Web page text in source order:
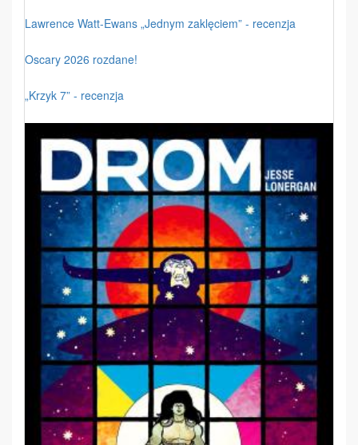
Lawrence Watt-Ewans „Jednym zaklęciem” - recenzja
Oscary 2026 rozdane!
„Krzyk 7” - recenzja